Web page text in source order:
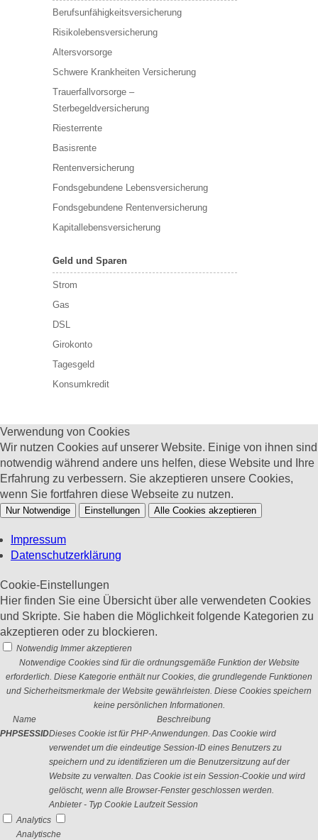
Berufs­unfähigkeitsversicherung
Risikolebensversicherung
Altersvorsorge
Schwere Krankheiten Versicherung
Trauerfallvorsorge –
Sterbegeldversicherung
Riesterrente
Basisrente
Rentenversicherung
Fondsgebundene Lebensversicherung
Fondsgebundene Rentenversicherung
Kapitallebensversicherung
Geld und Sparen
Strom
Gas
DSL
Girokonto
Tagesgeld
Konsumkredit
Verwendung von Cookies
Wir nutzen Cookies auf unserer Website. Einige von ihnen sind
notwendig während andere uns helfen, diese Website und Ihre
Erfahrung zu verbessern. Sie akzeptieren unsere Cookies,
wenn Sie fortfahren diese Webseite zu nutzen.
Nur Notwendige Einstellungen Alle Cookies akzeptieren
Impressum
Datenschutzerklärung
Cookie-Einstellungen
Hier finden Sie eine Übersicht über alle verwendeten Cookies
und Skripte. Sie haben die Möglichkeit folgende Kategorien zu
akzeptieren oder zu blockieren.
Notwendig Immer akzeptieren
Notwendige Cookies sind für die ordnungsgemäße Funktion der Website
erforderlich. Diese Kategorie enthält nur Cookies, die grundlegende Funktionen
und Sicherheitsmerkmale der Website gewährleisten. Diese Cookies speichern
keine persönlichen Informationen.
Name
Beschreibung
PHPSESSIDDieses Cookie ist für PHP-Anwendungen. Das Cookie wird
verwendet um die eindeutige Session-ID eines Benutzers zu
speichern und zu identifizieren um die Benutzersitzung auf der
Website zu verwalten. Das Cookie ist ein Session-Cookie und wird
gelöscht, wenn alle Browser-Fenster geschlossen werden.
Anbieter - Typ Cookie Laufzeit Session
Analytics
Analytische